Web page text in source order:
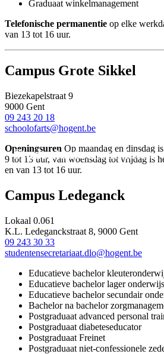
Studentensecretariaten.
Graduaat winkelmanagement
Telefonische permanentie op elke
van 13 tot 16 uur.
Campus Grote Sikkel
Biezekapelstraat 9
9000 Gent
09 243 20 18
schoolofarts@hogent.be
Openingsuren Op maandag en dinsdag
9 tot 13 uur, van woensdag tot vrijdag is
en van 13 tot 16 uur.
Campus Ledeganck
Lokaal 0.061
K.L. Ledeganckstraat 8, 9000 Gent
09 243 30 33
studentensecretariaat.dlo@hogent.be
Educatieve bachelor
Educatieve bachelor lager onderwijs
Educatieve bachelor secundair
Bachelor na bachelor
Postgraduaat advanced personal
Postgraduaat diabeteseducator
Postgraduaat Freinet
Postgraduaat niet-confessionele